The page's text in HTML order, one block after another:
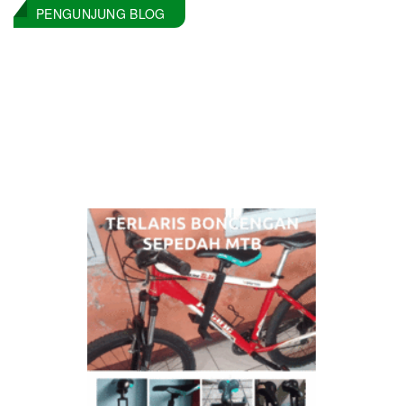
PENGUNJUNG BLOG